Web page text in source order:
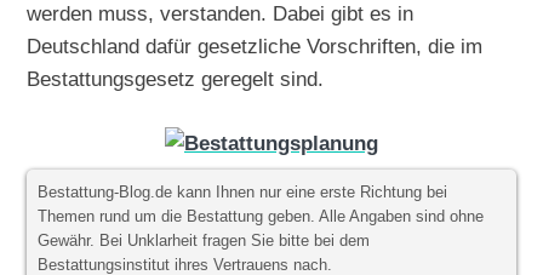
werden muss, verstanden. Dabei gibt es in
Deutschland dafür gesetzliche Vorschriften, die im
Bestattungsgesetz geregelt sind.
Bestattung-Blog.de kann Ihnen nur eine erste Richtung bei
Themen rund um die Bestattung geben. Alle Angaben sind ohne
Gewähr. Bei Unklarheit fragen Sie bitte bei dem
Bestattungsinstitut ihres Vertrauens nach.